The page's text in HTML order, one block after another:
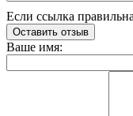
Если ссылка
Оставить отзыв
Ваше имя: